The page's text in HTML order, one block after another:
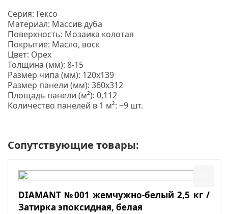
Серия: Гексо
Материал: Массив дуба
Поверхность: Мозаика колотая
Покрытие: Масло, воск
Цвет: Орех
Толщина (мм): 8-15
Размер чипа (мм): 120х139
Размер панели (мм): 360х312
Площадь панели (м²): 0,112
Количество панелей в 1 м²: ~9 шт.
Сопутствующие товары:
DIAMANT №001 жемчужно-белый 2,5 кг /
Затирка эпоксидная, белая